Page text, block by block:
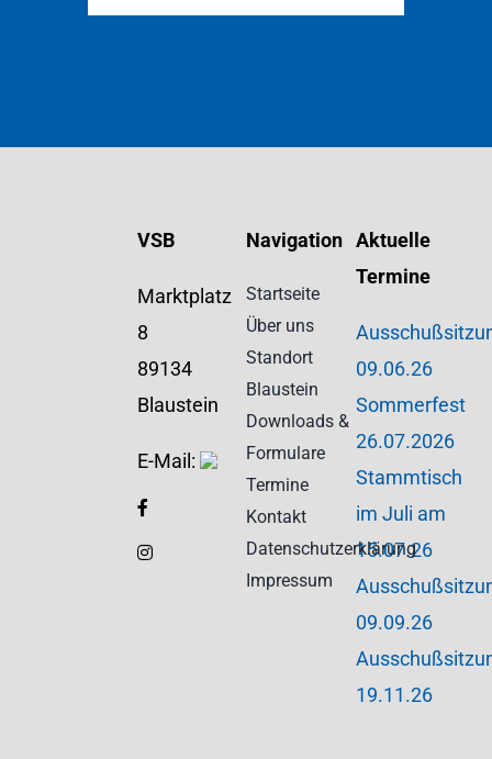
VSB
Marktplatz
8
89134
Blaustein
E-Mail:
Navigation
Startseite
Über uns
Standort
Blaustein
Downloads &
Formulare
Termine
Kontakt
Datenschutzerklärung
Impressum
Aktuelle
Termine
09.06.26
Sommerfest
26.07.2026
Stammtisch
im Juli am
15.07.26
09.09.26
19.11.26